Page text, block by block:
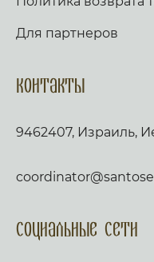
Для партнеров
Контакты
9462407, Израиль,
Социальные сети